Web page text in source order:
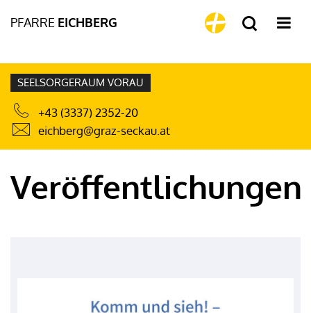
PFARRE EICHBERG
SEELSORGERAUM VORAU
+43 (3337) 2352-20
eichberg@graz-seckau.at
Veröffentlichungen